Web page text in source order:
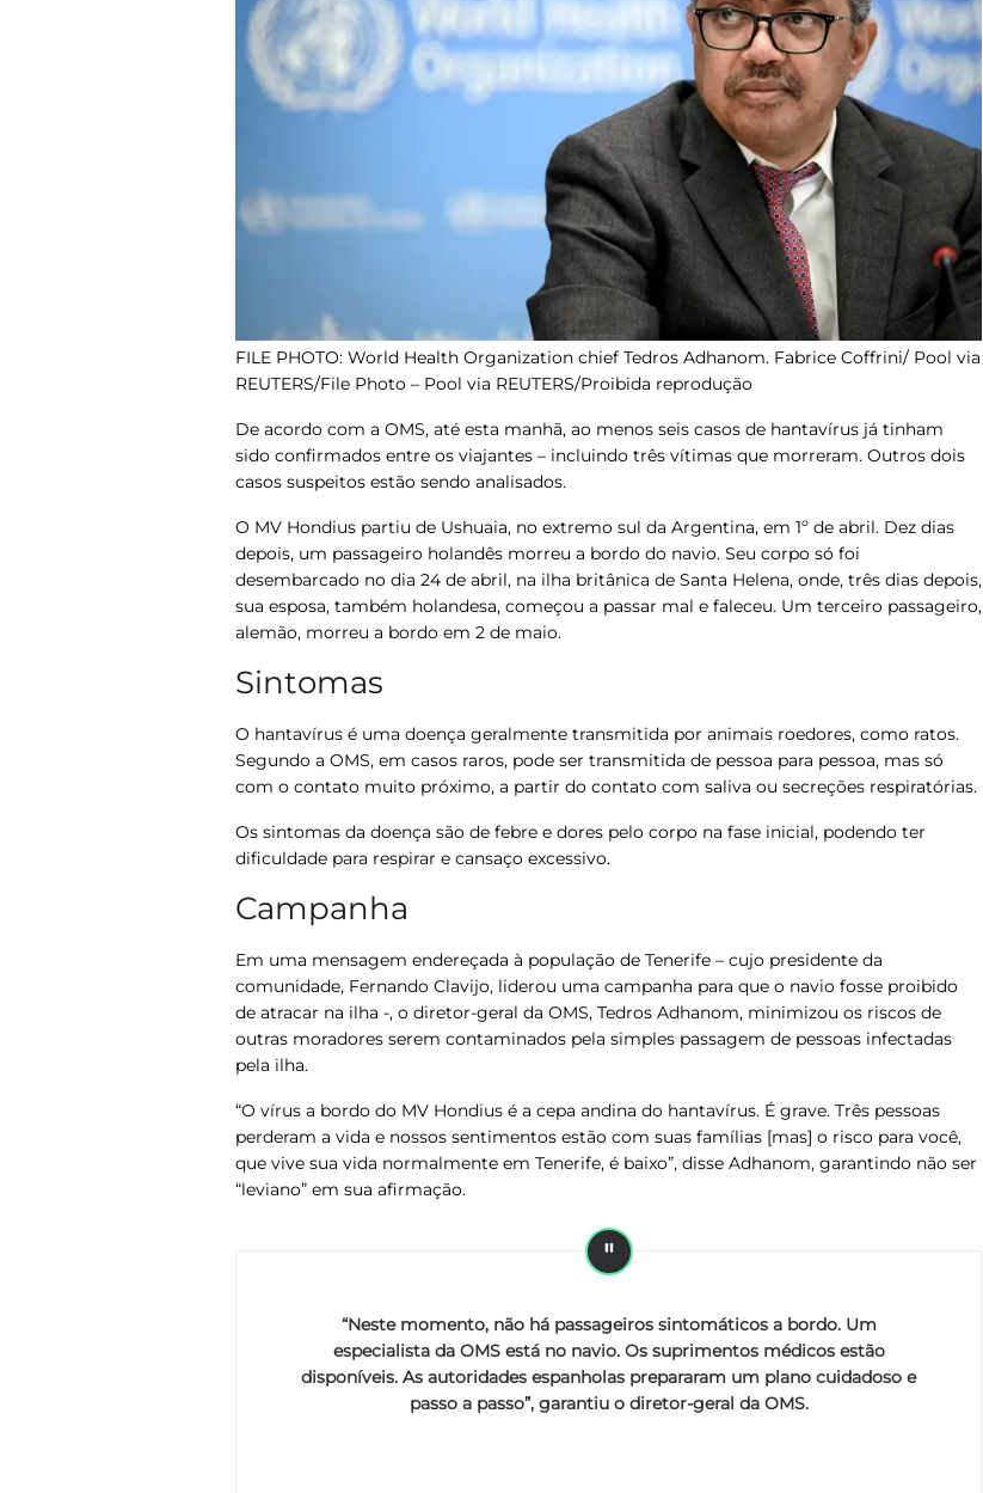
FILE PHOTO: World Health Organization chief Tedros Adhanom. Fabrice Coffrini/ Pool via
REUTERS/File Photo – Pool via REUTERS/Proibida reprodução
De acordo com a OMS, até esta manhã, ao menos seis casos de hantavírus já tinham
sido confirmados entre os viajantes – incluindo três vítimas que morreram. Outros dois
casos suspeitos estão sendo analisados.
O MV Hondius partiu de Ushuaia, no extremo sul da Argentina, em 1º de abril. Dez dias
depois, um passageiro holandês morreu a bordo do navio. Seu corpo só foi
desembarcado no dia 24 de abril, na ilha britânica de Santa Helena, onde, três dias depois,
sua esposa, também holandesa, começou a passar mal e faleceu. Um terceiro passageiro,
alemão, morreu a bordo em 2 de maio.
Sintomas
O hantavírus é uma doença geralmente transmitida por animais roedores, como ratos.
Segundo a OMS, em casos raros, pode ser transmitida de pessoa para pessoa, mas só
com o contato muito próximo, a partir do contato com saliva ou secreções respiratórias.
Os sintomas da doença são de febre e dores pelo corpo na fase inicial, podendo ter
dificuldade para respirar e cansaço excessivo.
Campanha
Em uma mensagem endereçada à população de Tenerife – cujo presidente da
comunidade, Fernando Clavijo, liderou uma campanha para que o navio fosse proibido
de atracar na ilha -, o diretor-geral da OMS, Tedros Adhanom, minimizou os riscos de
outras moradores serem contaminados pela simples passagem de pessoas infectadas
pela ilha.
“O vírus a bordo do MV Hondius é a cepa andina do hantavírus. É grave. Três pessoas
perderam a vida e nossos sentimentos estão com suas famílias [mas] o risco para você,
que vive sua vida normalmente em Tenerife, é baixo”, disse Adhanom, garantindo não ser
“leviano” em sua afirmação.
“Neste momento, não há passageiros sintomáticos a bordo. Um
especialista da OMS está no navio. Os suprimentos médicos estão
disponíveis. As autoridades espanholas prepararam um plano cuidadoso e
passo a passo”, garantiu o diretor-geral da OMS.